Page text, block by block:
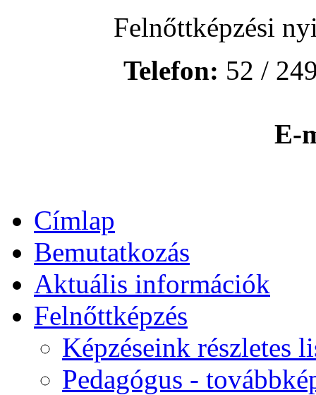
Felnőttképzési
Telefon: 52 /
E-
Címlap
Bemutatkozás
Aktuális információk
Felnőttképzés
Képzéseink részletes
Pedagógus -